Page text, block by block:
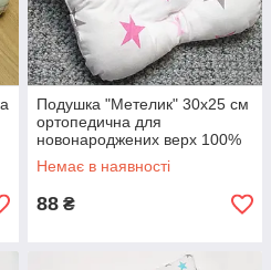
Подушка "Метелик" 30х25 см
ортопедична для
новонароджених верх 100%
бавовна 4060 Рожевий 10
Немає в наявності
88 ₴